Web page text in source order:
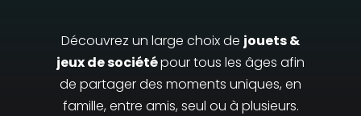
Découvrez un large choix de jouets &
jeux de sociétépour tous les âges afin
de partager des moments uniques, en
famille, entre amis, seul ou à plusieurs.